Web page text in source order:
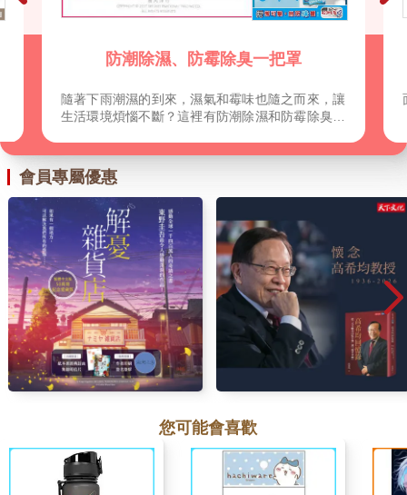
防潮除濕、防霉除臭一把罩
隨著下雨潮濕的到來，濕氣和霉味也隨之而來，讓
生活環境煩惱不斷？這裡有防潮除濕和防霉除臭各
始。
會員專屬優惠
您可能會喜歡